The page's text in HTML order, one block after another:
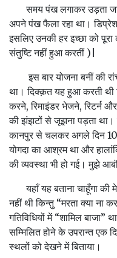
समय पंख लगाकर उड़ता जा
अपने पंख फैला रहा था।
इसलिए उनकी हर इच्छा को
संतुष्टि नहीं हुआ करतीं )|
इस बार योजना बनीं की
था। दिक्क़त यह हुआ करती थी
करने, रिमाइंडर भेजने, रिटर्न
की झंझटों से जूझना पड़ता था।
कानपुर से चलकर अगले दिन
योगदा का आश्रम था और
की व्यवस्था भी हो गई। मुझे
यहाँ यह बताना चाहूँगा की
नहीं थी किन्तु “मरता क्या ना
गतिविधियों में “शामिल
सम्मिलित होने के उपरान्त एक
स्थलों को देखने में बिताया।